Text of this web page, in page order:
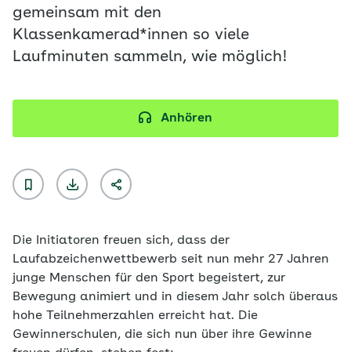
gemeinsam mit den
Klassenkamerad*innen so viele
Laufminuten sammeln, wie möglich!
Anhören
Die Initiatoren freuen sich, dass der
Laufabzeichenwettbewerb seit nun mehr 27 Jahren
junge Menschen für den Sport begeistert, zur
Bewegung animiert und in diesem Jahr solch überaus
hohe Teilnehmerzahlen erreicht hat. Die
Gewinnerschulen, die sich nun über ihre Gewinne